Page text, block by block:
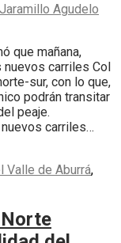
Agudelo
que mañana,
nuevos carriles Col
sur, con lo que,
podrán transitar
peaje.
carriles…
Valle de Aburrá,